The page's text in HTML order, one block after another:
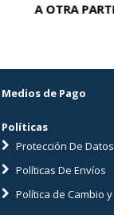
A OTRA
Medios de Pago
Políticas
Protección De Datos
Políticas De Envíos
Política de Cambio